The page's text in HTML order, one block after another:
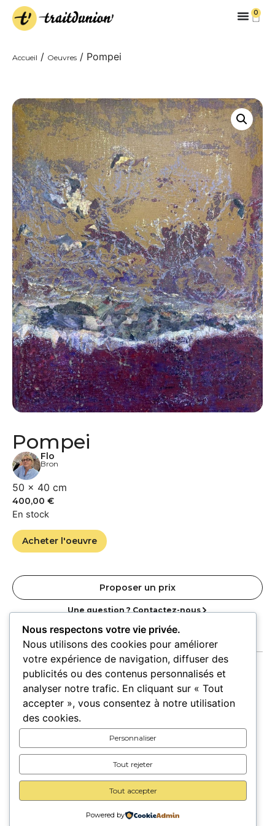
0
Accueil / Oeuvres / Pompei
Pompei
Flo
Bron
50 × 40 cm
400,00 €
En stock
Acheter l'oeuvre
Proposer un prix
Une question ? Contactez-nous
Accueil Oeuvres Artistes Lieux
Expositions
Pour les lieux Pour les artistes
Carte cadeau A propos Contact
Nous respectons votre vie privée.
Nous utilisons des cookies pour améliorer
votre expérience de navigation, diffuser des
publicités ou des contenus personnalisés et
analyser notre trafic. En cliquant sur « Tout
accepter », vous consentez à notre utilisation
des cookies.
Personnaliser
Tout rejeter
Tout accepter
Powered by